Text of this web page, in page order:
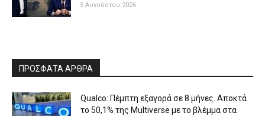
5 Αυγούστου 2026
ΠΡΟΣΦΑΤΑ ΑΡΘΡΑ
Qualco: Πέμπτη εξαγορά σε 8 μήνες. Aποκτά
το 50,1% της Multiverse με το βλέμμα στα